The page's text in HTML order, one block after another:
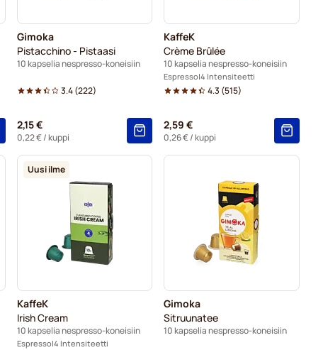
Gimoka
Pistacchino - Pistaasi
10 kapselia nespresso-koneisiin
3.4(222)
2,15 €
0,22 €/ kuppi
KaffeK
Crème Brûlée
10 kapselia nespresso-koneisiin
Espresso 4 Intensiteetti
4.3 (515)
2,59 €
0,26 €/ kuppi
Uusi ilme
KaffeK
Irish Cream
10 kapselia nespresso-koneisiin
Espresso 4 Intensiteetti
Gimoka
Sitruunatee
10 kapselia nespresso-koneisiin